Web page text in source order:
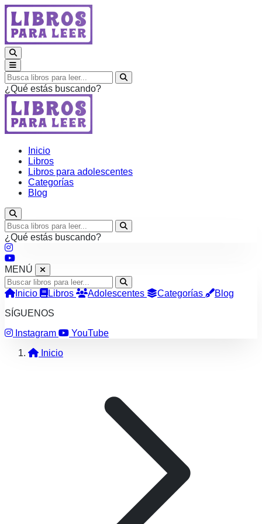
¿Qué estás buscando?
Inicio
Libros
Libros para adolescentes
Categorías
Blog
¿Qué estás buscando?
MENÚ
Inicio Libros Adolescentes Categorías
Blog
SÍGUENOS
Instagram
YouTube
Inicio